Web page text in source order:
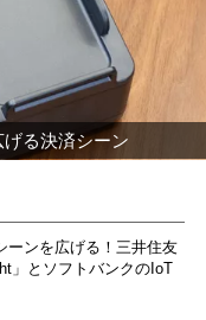
る決済シーン
ーンを広げる！三井住友
」とソフトバンクのIoT